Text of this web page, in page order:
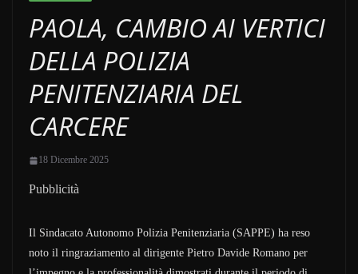
PAOLA, CAMBIO AI VERTICI
DELLA POLIZIA
PENITENZIARIA DEL
CARCERE
18 Dicembre 2025
Pubblicità
Il Sindacato Autonomo Polizia Penitenziaria (SAPPE) ha reso
noto il ringraziamento al dirigente Pietro Davide Romano per